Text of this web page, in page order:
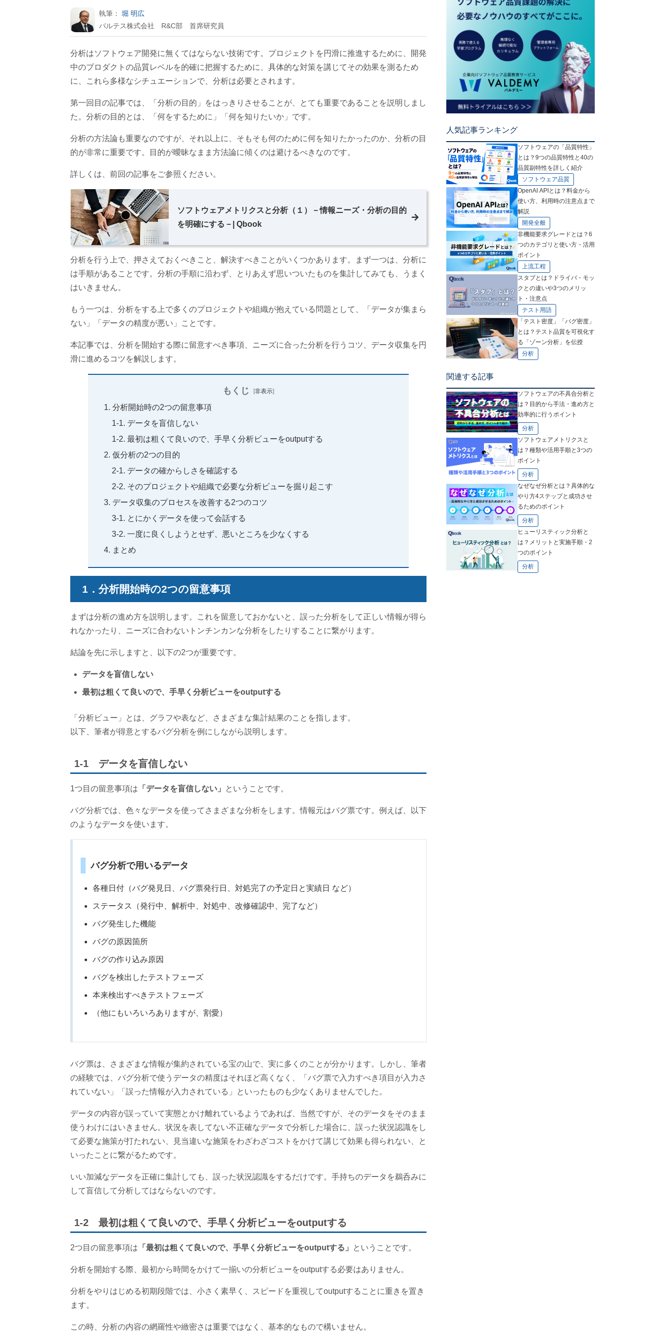
執筆： 堀 明広
バルテス株式会社 R&C部 首席研究員
分析はソフトウェア開発に無くてはならない技術です。プロジェクトを円滑に推進するために、開発
中のプロダクトの品質レベルを的確に把握するために、具体的な対策を講じてその効果を測るため
に、これら多様なシチュエーションで、分析は必要とされます。
第一回目の記事では、「分析の目的」をはっきりさせることが、とても重要であることを説明しまし
た。分析の目的とは、「何をするために」「何を知りたいか」です。
分析の方法論も重要なのですが、それ以上に、そもそも何のために何を知りたかったのか、分析の目
的が非常に重要です。目的が曖昧なまま方法論に傾くのは避けるべきなのです。
詳しくは、前回の記事をご参照ください。
ソフトウェアメトリクスと分析（１）－情報ニーズ・分析の目的
を明確にする－| Qbook
分析を行う上で、押さえておくべきこと、解決すべきことがいくつかあります。まず一つは、分析に
は手順があることです。分析の手順に沿わず、とりあえず思いついたものを集計してみても、うまく
はいきません。
もう一つは、分析をする上で多くのプロジェクトや組織が抱えている問題として、「データが集まら
ない」「データの精度が悪い」ことです。
本記事では、分析を開始する際に留意すべき事項、ニーズに合った分析を行うコツ、データ収集を円
滑に進めるコツを解説します。
もくじ [非表示]
分析開始時の2つの留意事項
データを盲信しない
最初は粗くて良いので、手早く分析ビューをoutputする
仮分析の2つの目的
データの確からしさを確認する
そのプロジェクトや組織で必要な分析ビューを掘り起こす
データ収集のプロセスを改善する2つのコツ
とにかくデータを使って会話する
一度に良くしようとせず、悪いところを少なくする
まとめ
1．分析開始時の2つの留意事項
まずは分析の進め方を説明します。これを留意しておかないと、誤った分析をして正しい情報が得ら
れなかったり、ニーズに合わないトンチンカンな分析をしたりすることに繋がります。
結論を先に示しますと、以下の2つが重要です。
データを盲信しない
最初は粗くて良いので、手早く分析ビューをoutputする
「分析ビュー」とは、グラフや表など、さまざまな集計結果のことを指します。
以下、筆者が得意とするバグ分析を例にしながら説明します。
1-1 データを盲信しない
1つ目の留意事項は 「データを盲信しない」 ということです。
バグ分析では、色々なデータを使ってさまざまな分析をします。情報元はバグ票です。例えば、以下
のようなデータを使います。
バグ分析で用いるデータ
各種日付（バグ発見日、バグ票発行日、対処完了の予定日と実績日 など）
ステータス（発行中、解析中、対処中、改修確認中、完了など）
バグ発生した機能
バグの原因箇所
バグの作り込み原因
バグを検出したテストフェーズ
本来検出すべきテストフェーズ
（他にもいろいろありますが、割愛）
バグ票は、さまざまな情報が集約されている宝の山で、実に多くのことが分かります。しかし、筆者
の経験では、バグ分析で使うデータの精度はそれほど高くなく、「バグ票で入力すべき項目が入力さ
れていない」「誤った情報が入力されている」といったものも少なくありませんでした。
データの内容が誤っていて実態とかけ離れているようであれば、当然ですが、そのデータをそのまま
使うわけにはいきません。状況を表してない不正確なデータで分析した場合に、誤った状況認識をし
て必要な施策が打たれない、見当違いな施策をわざわざコストをかけて講じて効果も得られない、と
いったことに繋がるためです。
いい加減なデータを正確に集計しても、誤った状況認識をするだけです。手持ちのデータを鵜呑みに
して盲信して分析してはならないのです。
1-2 最初は粗くて良いので、手早く分析ビューをoutputする
2つ目の留意事項は 「最初は粗くて良いので、手早く分析ビューをoutputする」 ということです。
分析を開始する際、最初から時間をかけて一揃いの分析ビューをoutputする必要はありません。
分析をやりはじめる初期段階では、小さく素早く、スピードを重視してoutputすることに重きを置き
ます。
この時、分析の内容の網羅性や緻密さは重要ではなく、基本的なもので構いません。
人気記事ランキング
ソフトウェアの「品質特性」
とは？9つの品質特性と40の
品質副特性を詳しく紹介
ソフトウェア品質
OpenAI APIとは？料金から
使い方、利用時の注意点まで
解説
開発全般
非機能要求グレードとは？6
つのカテゴリと使い方・活用
ポイント
上流工程
スタブとは？ドライバ・モッ
クとの違いや3つのメリッ
ト・注意点
テスト用語
「テスト密度」「バグ密度」
とは？テスト品質を可視化す
る「ゾーン分析」を伝授
分析
関連する記事
ソフトウェアの不具合分析と
は？目的から手法・進め方と
効率的に行うポイント
分析
ソフトウェアメトリクスと
は？種類や活用手順と3つの
ポイント
分析
なぜなぜ分析とは？具体的な
やり方4ステップと成功させ
るためのポイント
分析
ヒューリスティック分析と
は？メリットと実施手順・2
つのポイント
分析